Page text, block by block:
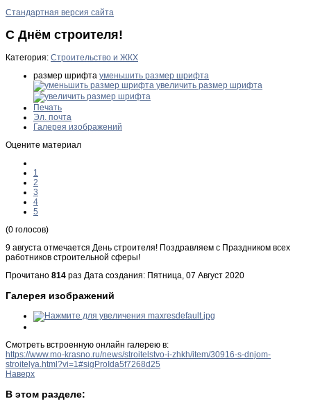
Стандартная версия сайта
С Днём строителя!
Категория: Строительство и ЖКХ
размер шрифта уменьшить размер шрифта
увеличить размер шрифта
Печать
Эл. почта
Галерея изображений
Оцените материал
1
2
3
4
5
(0 голосов)
9 августа отмечается День строителя! Поздравляем с Праздником всех
работников строительной сферы!
Прочитано 814 раз Дата создания: Пятница, 07 Август 2020
Галерея изображений
Смотреть встроенную онлайн галерею в:
https://www.mo-krasno.ru/news/stroitelstvo-i-zhkh/item/30916-s-dnjom-
stroitelya.html?vi=1#sigProIda5f7268d25
Наверх
В этом разделе: